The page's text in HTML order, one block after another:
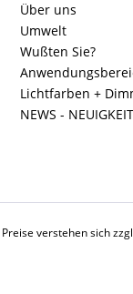
Über uns
Umwelt
Wußten Sie?
Lichtfarben +
NEWS -
verstehen sich